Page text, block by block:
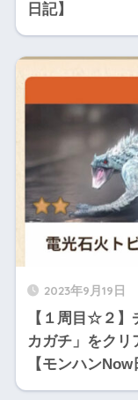
日記】
2023年9月19日
【１周目☆２】
カガチ」をク
【モンハンNow